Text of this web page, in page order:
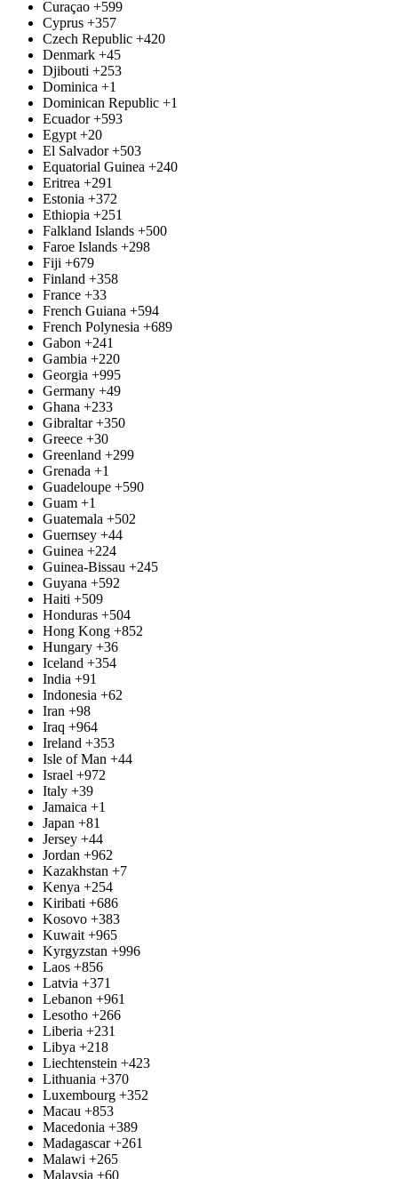
Curaçao +599
Cyprus +357
Czech Republic +420
Denmark +45
Djibouti +253
Dominica +1
Dominican Republic +1
Ecuador +593
Egypt +20
El Salvador +503
Equatorial Guinea +240
Eritrea +291
Estonia +372
Ethiopia +251
Falkland Islands +500
Faroe Islands +298
Fiji +679
Finland +358
France +33
French Guiana +594
French Polynesia +689
Gabon +241
Gambia +220
Georgia +995
Germany +49
Ghana +233
Gibraltar +350
Greece +30
Greenland +299
Grenada +1
Guadeloupe +590
Guam +1
Guatemala +502
Guernsey +44
Guinea +224
Guinea-Bissau +245
Guyana +592
Haiti +509
Honduras +504
Hong Kong +852
Hungary +36
Iceland +354
India +91
Indonesia +62
Iran +98
Iraq +964
Ireland +353
Isle of Man +44
Israel +972
Italy +39
Jamaica +1
Japan +81
Jersey +44
Jordan +962
Kazakhstan +7
Kenya +254
Kiribati +686
Kosovo +383
Kuwait +965
Kyrgyzstan +996
Laos +856
Latvia +371
Lebanon +961
Lesotho +266
Liberia +231
Libya +218
Liechtenstein +423
Lithuania +370
Luxembourg +352
Macau +853
Macedonia +389
Madagascar +261
Malawi +265
Malaysia +60